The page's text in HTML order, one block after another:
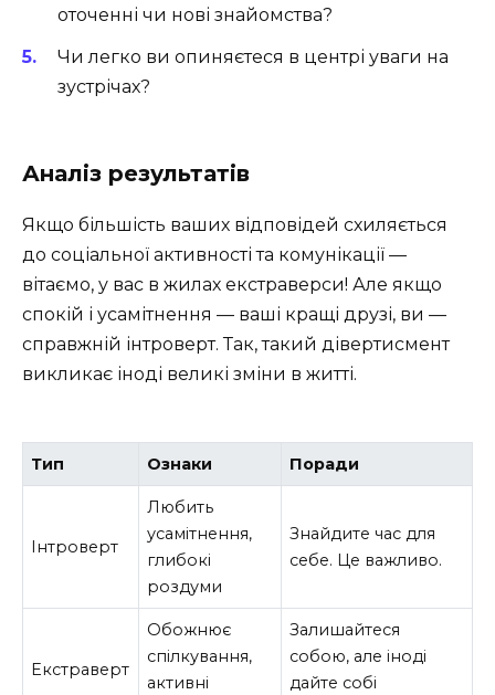
оточенні чи нові знайомства?
Чи легко ви опиняєтеся в центрі уваги на
зустрічах?
Аналіз результатів
Якщо більшість ваших відповідей схиляється
до соціальної активності та комунікації —
вітаємо, у вас в жилах екстраверси! Але якщо
спокій і усамітнення — ваші кращі друзі, ви —
справжній інтроверт. Так, такий дівертисмент
викликає іноді великі зміни в житті.
Тип Ознаки Поради
Інтроверт
Любить
усамітнення,
глибокі
роздуми
Знайдите час для
себе. Це важливо.
Екстраверт
Обожнює
спілкування,
активні
Залишайтеся
собою, але іноді
дайте собі